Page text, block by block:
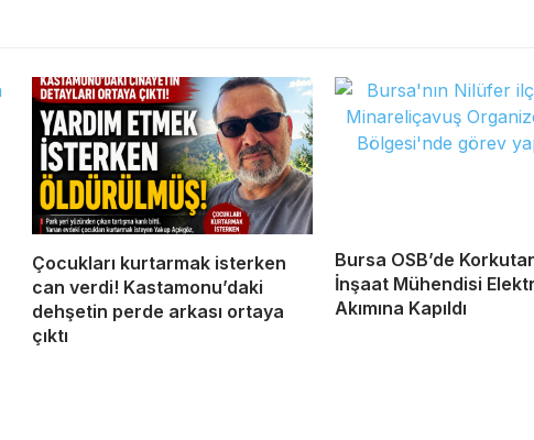
Çocukları kurtarmak isterken
can verdi! Kastamonu’daki
dehşetin perde arkası ortaya
çıktı
Bursa OSB’de
İnşaat Mühendisi
Akımına Kapıldı